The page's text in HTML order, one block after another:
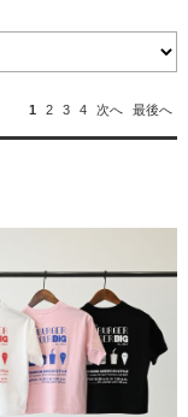
1 2 3 4 次へ 最後へ